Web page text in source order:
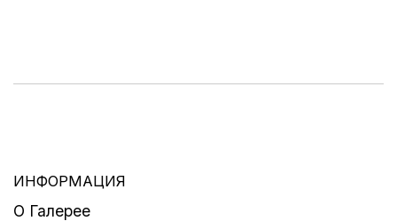
ИНФОРМАЦИЯ
О Галерее